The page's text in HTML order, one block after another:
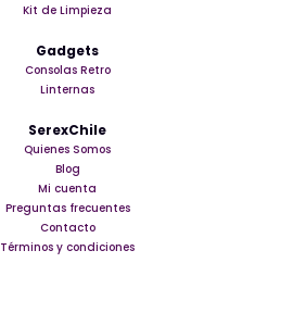
Kit de Limpieza
Gadgets
Consolas Retro
Linternas
SerexChile
Quienes Somos
Blog
Mi cuenta
Preguntas frecuentes
Contacto
Términos y condiciones